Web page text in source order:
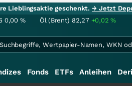
Lieblingsaktie geschenkt.→ Jetzt
0,00 % Öl (Brent) 82,27 +0,02%
Fonds ETFs Anleihen